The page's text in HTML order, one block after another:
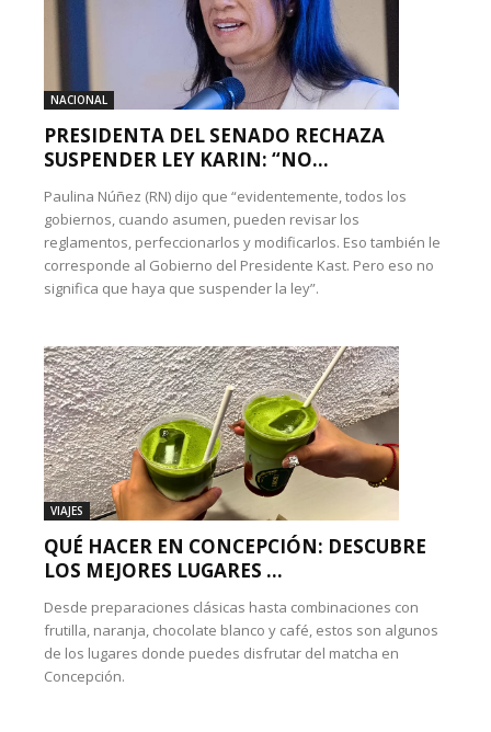
NACIONAL
PRESIDENTA DEL SENADO RECHAZA
SUSPENDER LEY KARIN: “NO...
Paulina Núñez (RN) dijo que “evidentemente, todos los
gobiernos, cuando asumen, pueden revisar los
reglamentos, perfeccionarlos y modificarlos. Eso también le
corresponde al Gobierno del Presidente Kast. Pero eso no
significa que haya que suspender la ley”.
VIAJES
QUÉ HACER EN CONCEPCIÓN: DESCUBRE
LOS MEJORES LUGARES ...
Desde preparaciones clásicas hasta combinaciones con
frutilla, naranja, chocolate blanco y café, estos son algunos
de los lugares donde puedes disfrutar del matcha en
Concepción.